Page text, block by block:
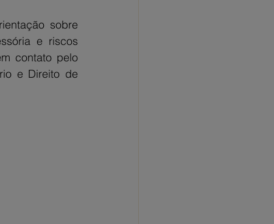
sobre
e riscos
contato pelo
e Direito de